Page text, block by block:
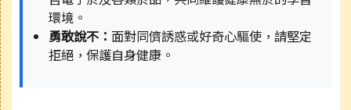
環境。
勇敢說不： 面對同儕誘惑或好奇心驅使，請堅定
拒絕，保護自身健康。